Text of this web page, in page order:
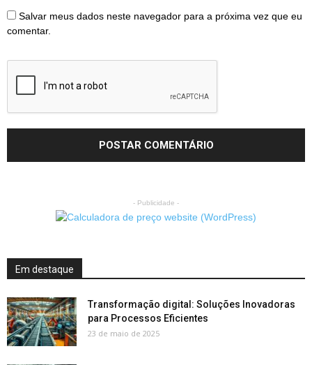
Salvar meus dados neste navegador para a próxima vez que eu
comentar.
- Publicidade -
Em destaque
Transformação digital: Soluções Inovadoras
para Processos Eficientes
23 de maio de 2025